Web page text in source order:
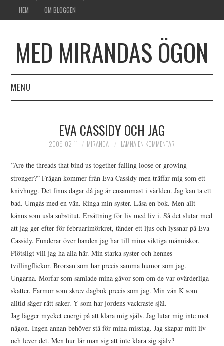
HEM OM BLOGGEN
MED MIRANDAS ÖGON
MENU
OM BLOGGENEVA CASSIDY OCH JAG
2009-02-11 MIRANDA LÄMNA EN KOMMENTAR
”Are the threads that bind us together falling loose or growing
stronger?” Frågan kommer från Eva Cassidy men träffar mig som ett
knivhugg. Det finns dagar då jag är ensammast i världen. Jag kan ta ett
bad. Umgås med en vän. Ringa min syster. Läsa en bok. Men allt
känns som usla substitut. Ersättning för liv med liv i. Så det slutar med
att jag ger efter för februarimörkret, tänder ett ljus och lyssnar på Eva
Cassidy. Funderar över banden jag har till mina viktiga människor.
Plötsligt vill jag ha alla här. Min starka syster och hennes
tvillingflickor. Brorsan som har precis samma humor som jag.
Ungarna. Morfar som samlade mina gåvor som om de var ovärderliga
skatter. Farmor som skrev dagbok precis som jag. Min vän K som
alltid säger rätt saker. Y som har jordens vackraste själ.
Jag lägger mycket energi på att klara mig själv. Jag lutar mig inte mot
någon. Ingen annan behöver stå för mina misstag. Jag skapar mitt liv
och lever det. Men hur lär man sig att inte klara sig själv?